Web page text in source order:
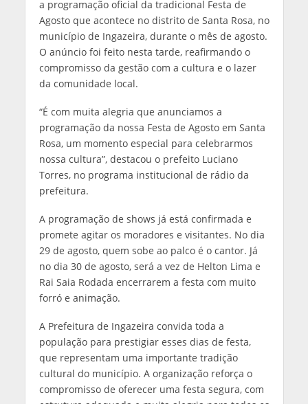
a programação oficial da tradicional Festa de
Agosto que acontece no distrito de Santa Rosa, no
município de Ingazeira, durante o mês de agosto.
O anúncio foi feito nesta tarde, reafirmando o
compromisso da gestão com a cultura e o lazer
da comunidade local.
“É com muita alegria que anunciamos a
programação da nossa Festa de Agosto em Santa
Rosa, um momento especial para celebrarmos
nossa cultura”, destacou o prefeito Luciano
Torres, no programa institucional de rádio da
prefeitura.
A programação de shows já está confirmada e
promete agitar os moradores e visitantes. No dia
29 de agosto, quem sobe ao palco é o cantor. Já
no dia 30 de agosto, será a vez de Helton Lima e
Rai Saia Rodada encerrarem a festa com muito
forró e animação.
A Prefeitura de Ingazeira convida toda a
população para prestigiar esses dias de festa,
que representam uma importante tradição
cultural do município. A organização reforça o
compromisso de oferecer uma festa segura, com